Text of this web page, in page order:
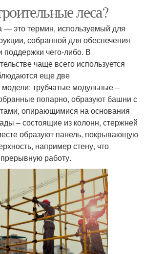
леса?
— это термин, используемый для
собранной для обеспечения
поддержки чего-либо. В
чаще всего используется
еще две
трубчатые модульные –
попарно, образуют башни с
опирающимися на основания
– состоящие из колонн, стержней
образуют панель, покрывающую
например стену, что
работу.